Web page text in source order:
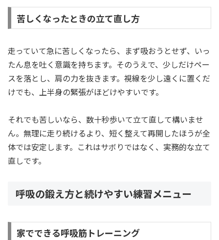
苦しくなったときの立て直し方
走っていて急に苦しくなったら、まず吸おうとせず、いっ
たん息を吐く意識を持ちます。そのうえで、少しだけペー
スを落とし、肩の力を抜きます。視線を少し遠くに置くだ
けでも、上半身の緊張がほどけやすいです。
それでも苦しいなら、数十秒歩いて立て直して構いませ
ん。無理に走り続けるより、短く整えて再開したほうが全
体では安定します。これはサボりではなく、実務的な立て
直しです。
呼吸の鍛え方と続けやすい練習メニュー
家でできる呼吸筋トレーニング